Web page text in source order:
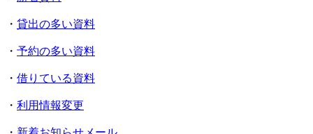
・ 貸出の多い資料
・ 予約の多い資料
・ 借りている資料
・ 利用情報変更